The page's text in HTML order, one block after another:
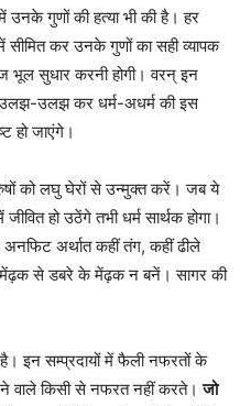
गुणों की हत्या भी की है। हर
सीमित कर उनके गुणों का सही व्यापक
भूल सुधार करनी होगी। वरन् इन
उलझ-उलझ कर धर्म-अधर्म की इस
हो जाएंगे।
को लघु घेरों से उन्मुक्त करें। जब ये
हो उठेंगे तभी धर्म सार्थक होगा।
अनफिट अर्थात कहीं तंग, कहीं ढीले
से डबरे के मेंढ़क न बनें। सागर की
इन सम्प्रदायों में फैली नफरतों के
वाले किसी से नफरत नहीं करते।जो